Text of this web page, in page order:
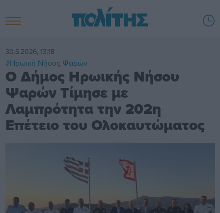
30.6.2026, 13:18
#Ηρωική Νήσος Ψαρών
Ο Δήμος Ηρωικής Νήσου
Ψαρών Τίμησε με
Λαμπρότητα την 202η
Επέτειο του Ολοκαυτώματος